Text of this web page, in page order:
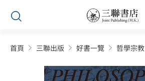
Skip
content
首頁 三聯出版 好書一覽 哲學宗教